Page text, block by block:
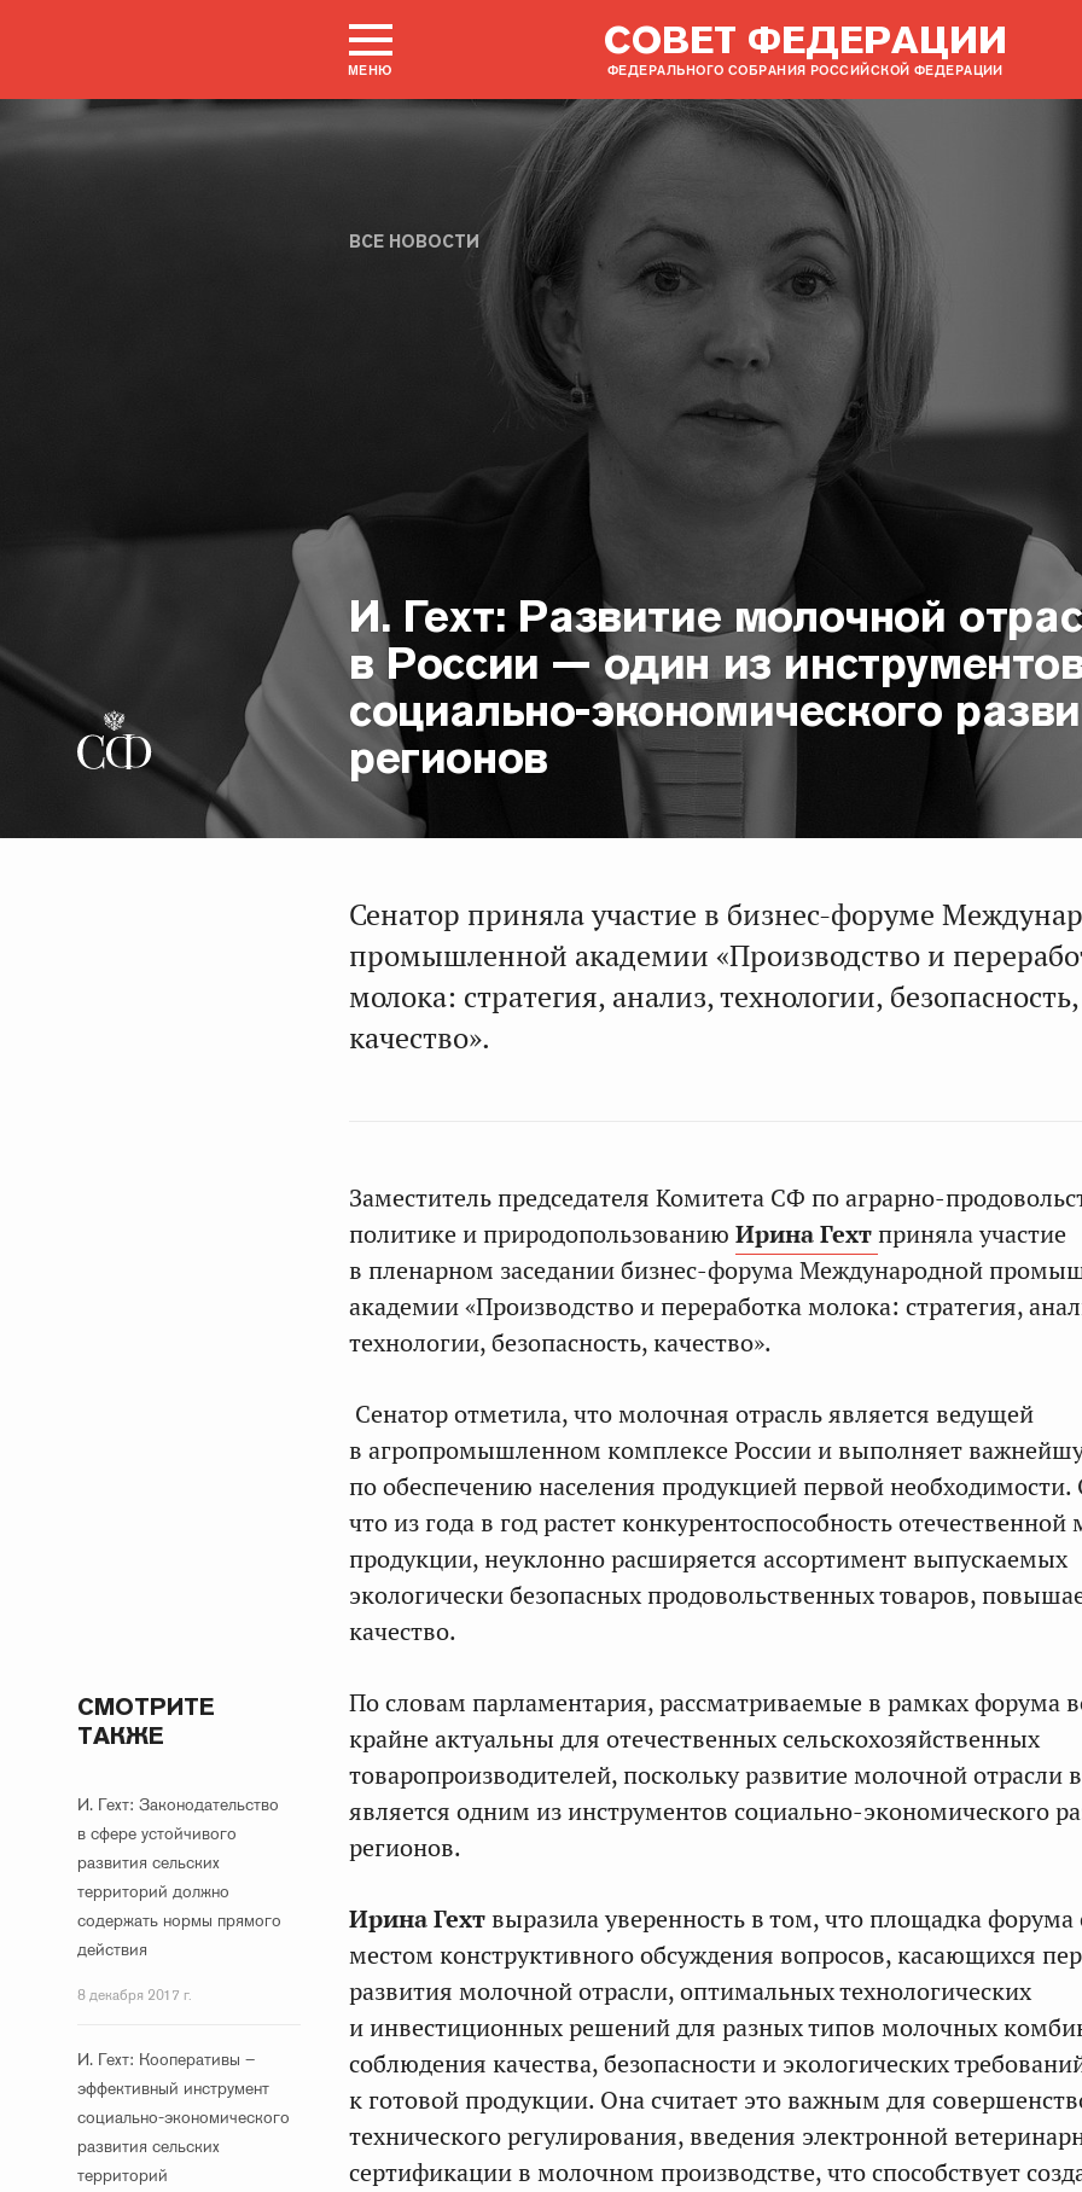
МЕНЮ
СОВЕТ ФЕДЕРАЦИИ
ФЕДЕРАЛЬНОГО СОБРАНИЯ РОССИЙСКОЙ ФЕДЕРАЦИИ
ВСЕ НОВОСТИ
И. Гехт: Развитие молочной
в России — один из
социально-экономического
регионов
Сенатор приняла участие в бизнес-форуме
промышленной академии «Производство и
молока: стратегия, анализ, технологии, безопасность,
качество».
Заместитель председателя Комитета СФ по аграрно-
политике и природопользованию Ирина Гехтприняла участие
в пленарном заседании бизнес-форума Международной
академии «Производство и переработка молока: стратегия,
технологии, безопасность, качество».
Сенатор отметила, что молочная отрасль является ведущей
в агропромышленном комплексе России и выполняет
по обеспечению населения продукцией первой необходимости.
что из года в год растет конкурентоспособность
продукции, неуклонно расширяется ассортимент выпускаемых
экологически безопасных продовольственных товаров,
качество.
СМОТРИТЕ
ТАКЖЕ
И. Гехт: Законодательство
в сфере устойчивого
развития сельских
территорий должно
содержать нормы прямого
действия
8 декабря 2017 г.
И. Гехт: Кооперативы –
эффективный инструмент
социально-экономического
развития сельских
территорий
По словам парламентария, рассматриваемые в рамках форума
крайне актуальны для отечественных сельскохозяйственных
товаропроизводителей, поскольку развитие молочной отрасли
является одним из инструментов социально-экономического
регионов.
Ирина Гехтвыразила уверенность в том, что площадка форума
местом конструктивного обсуждения вопросов, касающихся
развития молочной отрасли, оптимальных технологических
и инвестиционных решений для разных типов молочных
соблюдения качества, безопасности и экологических
к готовой продукции. Она считает это важным для
технического регулирования, введения электронной
сертификации в молочном производстве, что способствует